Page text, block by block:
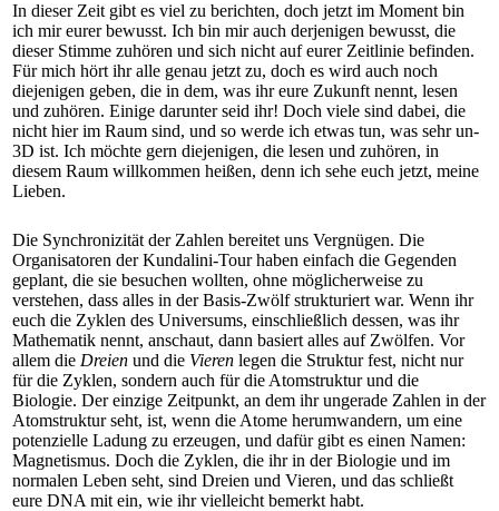
In dieser Zeit gibt es viel zu berichten, doch jetzt im Moment bin
ich mir eurer bewusst. Ich bin mir auch derjenigen bewusst, die
dieser Stimme zuhören und sich nicht auf eurer Zeitlinie befinden.
Für mich hört ihr alle genau jetzt zu, doch es wird auch noch
diejenigen geben, die in dem, was ihr eure Zukunft nennt, lesen
und zuhören. Einige darunter seid ihr! Doch viele sind dabei, die
nicht hier im Raum sind, und so werde ich etwas tun, was sehr un-
3D ist. Ich möchte gern diejenigen, die lesen und zuhören, in
diesem Raum willkommen heißen, denn ich sehe euch jetzt, meine
Lieben.
Die Synchronizität der Zahlen bereitet uns Vergnügen. Die
Organisatoren der Kundalini-Tour haben einfach die Gegenden
geplant, die sie besuchen wollten, ohne möglicherweise zu
verstehen, dass alles in der Basis-Zwölf strukturiert war. Wenn ihr
euch die Zyklen des Universums, einschließlich dessen, was ihr
Mathematik nennt, anschaut, dann basiert alles auf Zwölfen. Vor
allem die Dreien und die Vieren legen die Struktur fest, nicht nur
für die Zyklen, sondern auch für die Atomstruktur und die
Biologie. Der einzige Zeitpunkt, an dem ihr ungerade Zahlen in der
Atomstruktur seht, ist, wenn die Atome herumwandern, um eine
potenzielle Ladung zu erzeugen, und dafür gibt es einen Namen:
Magnetismus. Doch die Zyklen, die ihr in der Biologie und im
normalen Leben seht, sind Dreien und Vieren, und das schließt
eure DNA mit ein, wie ihr vielleicht bemerkt habt.